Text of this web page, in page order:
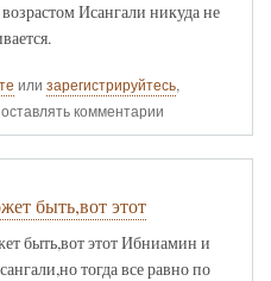
Исангали никуда не
или зарегистрируйтесь,
комментарии
быть,вот этот
быть,вот этот Ибниамин и
тогда все равно по